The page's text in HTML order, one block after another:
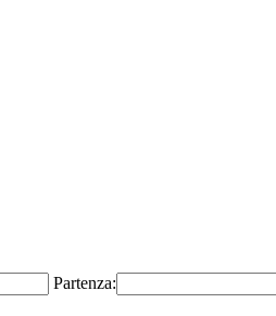
Partenza: